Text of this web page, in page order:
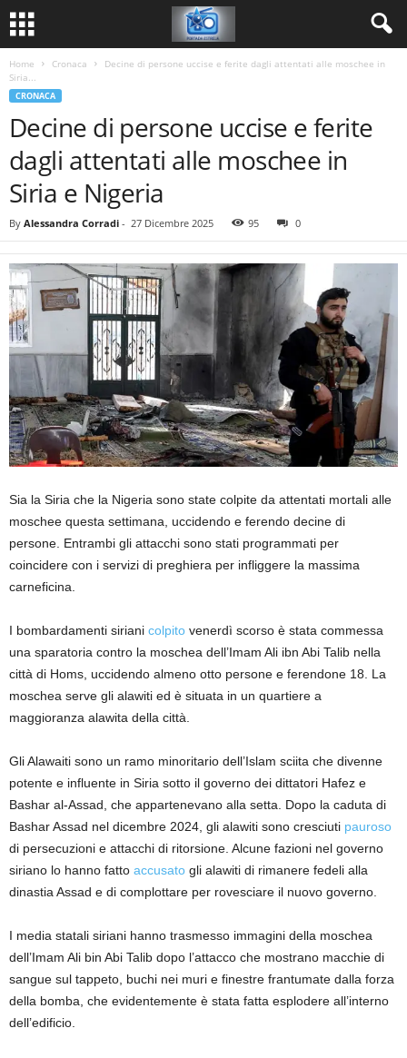
Home Cronaca
Decine di persone uccise e ferite dagli attentati alle moschee in
Siria...
CRONACA
Decine di persone uccise e ferite
dagli attentati alle moschee in
Siria e Nigeria
By Alessandra Corradi - 27 Dicembre 2025 95 0
Sia la Siria che la Nigeria sono state colpite da attentati mortali alle
moschee questa settimana, uccidendo e ferendo decine di
persone. Entrambi gli attacchi sono stati programmati per
coincidere con i servizi di preghiera per infliggere la massima
carneficina.
I bombardamenti siriani colpito venerdì scorso è stata commessa
una sparatoria contro la moschea dell’Imam Ali ibn Abi Talib nella
città di Homs, uccidendo almeno otto persone e ferendone 18. La
moschea serve gli alawiti ed è situata in un quartiere a
maggioranza alawita della città.
Gli Alawaiti sono un ramo minoritario dell’Islam sciita che divenne
potente e influente in Siria sotto il governo dei dittatori Hafez e
Bashar al-Assad, che appartenevano alla setta. Dopo la caduta di
Bashar Assad nel dicembre 2024, gli alawiti sono cresciuti pauroso
di persecuzioni e attacchi di ritorsione. Alcune fazioni nel governo
siriano lo hanno fatto accusato gli alawiti di rimanere fedeli alla
dinastia Assad e di complottare per rovesciare il nuovo governo.
I media statali siriani hanno trasmesso immagini della moschea
dell’Imam Ali bin Abi Talib dopo l’attacco che mostrano macchie di
sangue sul tappeto, buchi nei muri e finestre frantumate dalla forza
della bomba, che evidentemente è stata fatta esplodere all’interno
dell’edificio.